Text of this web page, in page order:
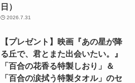
日）
2026.7.31
【プレゼント】映画『あの星が降
る丘で、君とまた出会いたい。』
「百合の花香る特製しおり」＆
「百合の涙拭う特製タオル」のセ